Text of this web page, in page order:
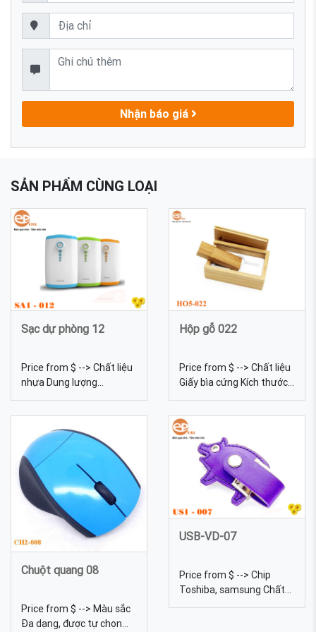
Nhận báo giá
SẢN PHẨM CÙNG LOẠI
Sạc dự phòng 12
Price from $ --> Chất liệu
nhựa Dung lượng
5200mah Kích thước
Đa dạng, được tự chọn
màu sắc Quy cách In lưới
Sạc dự phòng 12 - pin sạc
dự phòng quà tặng in logo
theo yêu cầu. Sạc dự
phòng có vỏ nhựa. Có thể
in lưới nội dung lên vỏ
Hộp gỗ 022
Price from $ --> Chất liệu
Giấy bìa cứng Kích thước
12,2*4,5*2,3cm Màu sắc
màu sắc Quy cách Hộp
giấy, có phần nhựa trong
suốt nhìn được USB bên
trong Hộp gỗ 022. Hộp
giấy màu gỗ. Logo in ấn
có thể nhiều màu
Chuột quang 08
Price from $ --> Màu sắc
Đa dạng, được tự chọn
USB-VD-07
Price from $ --> Chip
Toshiba, samsung Chất
liệu Da Dung lượng 4gb,